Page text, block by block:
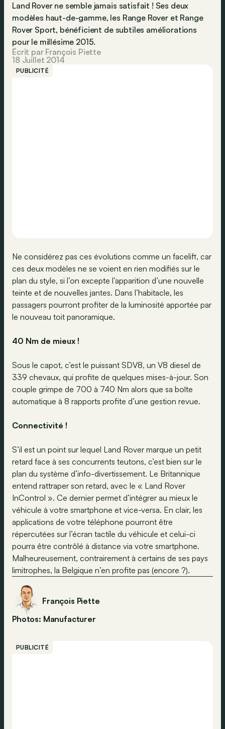
Land Rover ne semble jamais satisfait ! Ses deux
modèles haut-de-gamme, les Range Rover et Range
Rover Sport, bénéficient de subtiles améliorations
pour le millésime 2015.
Écrit par François Piette
18 Juillet 2014
PUBLICITÉ
Ne considérez pas ces évolutions comme un facelift, car
ces deux modèles ne se voient en rien modifiés sur le
plan du style, si l’on excepte l’apparition d’une nouvelle
teinte et de nouvelles jantes. Dans l’habitacle, les
passagers pourront profiter de la luminosité apportée par
le nouveau toit panoramique.
40 Nm de mieux !
Sous le capot, c’est le puissant SDV8, un V8 diesel de
339 chevaux, qui profite de quelques mises-à-jour. Son
couple grimpe de 700 à 740 Nm alors que sa boîte
automatique à 8 rapports profite d’une gestion revue.
Connectivité !
S’il est un point sur lequel Land Rover marque un petit
retard face à ses concurrents teutons, c’est bien sur le
plan du système d’info-divertissement. Le Britannique
entend rattraper son retard, avec le « Land Rover
InControl ». Ce dernier permet d’intégrer au mieux le
véhicule à votre smartphone et vice-versa. En clair, les
applications de votre téléphone pourront être
répercutées sur l’écran tactile du véhicule et celui-ci
pourra être contrôlé à distance via votre smartphone.
Malheureusement, contrairement à certains de ses pays
limitrophes, la Belgique n’en profite pas (encore ?).
François Piette
Photos: Manufacturer
PUBLICITÉ